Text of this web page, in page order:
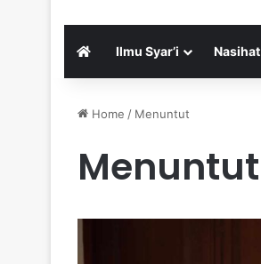
Ilmu Syar’i Nasihat
Home / Menuntut
Menuntut